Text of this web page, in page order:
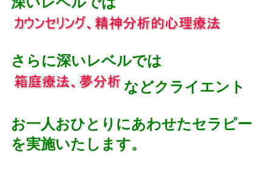
さらに深いレベルでは
などクライエント
お一人おひとりにあわせたセラピー
を実施いたします。